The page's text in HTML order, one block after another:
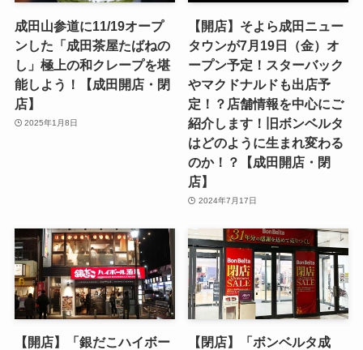
成田山参道に11/19オープ
ンした「成田茶屋たばねの
し」極上の和クレープを堪
能しよう！【成田開店・閉
店】
2025年1月8日
【開店】そよら成田ニュー
タウンが7月19日（金）オ
ープン予定！スターバック
やマクドナルドも出店予
定！？店舗情報を中心にご
紹介します！旧ボンベルタ
はどのように生まれ変わる
のか！？【成田開店・閉
店】
2024年7月17日
【開店】「銀だこハイボー 【閉店】「ボンベルタ成